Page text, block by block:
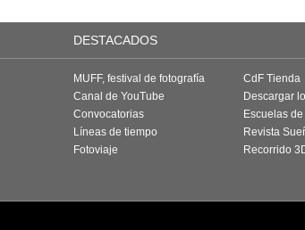
DESTACADOS
MUFF, festival de fotografía
Canal de YouTube
Convocatorias
Líneas de tiempo
Fotoviaje
CdF Tienda
Descargar
Escuelas
Revista
Recorrido